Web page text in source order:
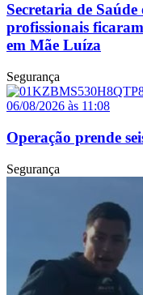
Secretaria de Saúde
profissionais
em Mãe Luíza
Segurança
06/08/2026 às 11:08
Operação prende
Segurança